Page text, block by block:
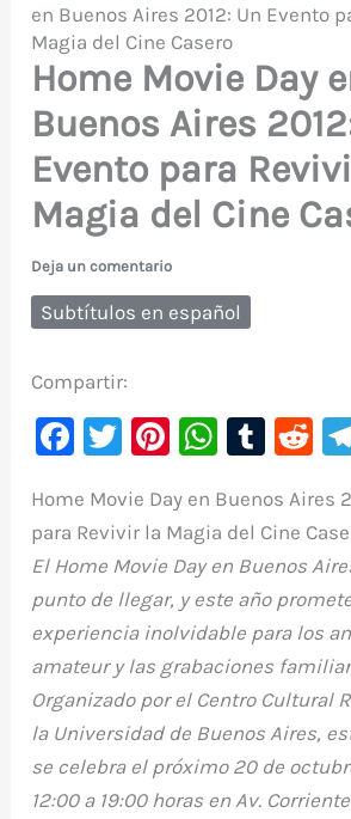
en Buenos Aires 2012: Un Evento
Magia del Cine Casero
Home Movie Day
Buenos Aires
Evento para
Magia del Cine
Deja un comentario
Subtítulos en español
Compartir:
F
c
e
b
o
o
k
T
it
te
r
Pi
er
e
st
W
at
s
A
p
p
T
m
bl
r
R
d
di
t
Home Movie Day en Buenos Aires
para Revivir la Magia del Cine
El Home Movie Day en Buenos
punto de llegar, y este año
experiencia inolvidable para los
amateur y las grabaciones
Organizado por el Centro Cultural
la Universidad de Buenos Aires,
se celebra el próximo 20 de
12:00 a 19:00 horas en Av.